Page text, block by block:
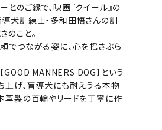
のご縁で、映画『クイール』の
犬訓練士・多和田悟さんの訓
のこと。
でつながる姿に、心を揺さぶら
GOOD MANNERS DOG】という
上げ、盲導犬にも耐えうる本物
革製の首輪やリードを丁寧に作